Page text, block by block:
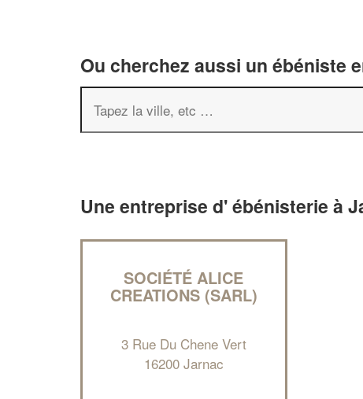
Ou cherchez aussi un ébéniste
Une entreprise d' ébénisterie à
SOCIÉTÉ ALICE
CREATIONS (SARL)
3 Rue Du Chene Vert
16200 Jarnac